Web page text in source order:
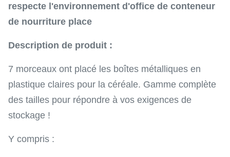
respecte l'environnement d'office de conteneur
de nourriture place
Description de produit :
7 morceaux ont placé les boîtes métalliques en
plastique claires pour la céréale. Gamme complète
des tailles pour répondre à vos exigences de
stockage !
Y compris :